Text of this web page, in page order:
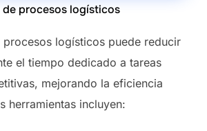
procesos logísticos
logísticos puede reducir
el tiempo dedicado a tareas
mejorando la eficiencia
herramientas incluyen: